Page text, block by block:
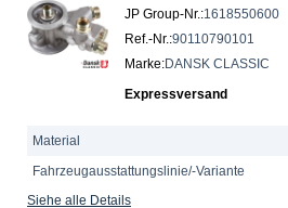
JP Group-Nr.:1618550600
Ref.-Nr.:90110790101
Marke:DANSK CLASSIC
Expressversand
Material
Fahrzeugausstattungslinie/-Variante
Siehe alle Details